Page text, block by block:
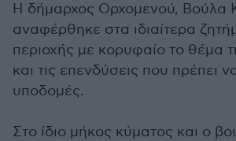
Η δήμαρχος Ορχομενού, Βούλα
αναφέρθηκε στα ιδιαίτερα
περιοχής με κορυφαίο το θέμα
και τις επενδύσεις που πρέπει
υποδομές.
Στο ίδιο μήκος κύματος και ο